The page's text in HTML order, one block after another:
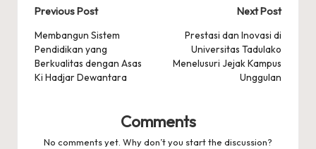
Post
navigation
Previous Post
Membangun Sistem
Pendidikan yang
Berkualitas dengan Asas
Ki Hadjar Dewantara
Next Post
Prestasi dan Inovasi di
Universitas Tadulako
Menelusuri Jejak Kampus
Unggulan
Comments
No comments yet. Why don’t you start the discussion?